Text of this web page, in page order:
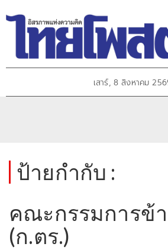
เสาร์, 8 สิงหาคม
ป้ายกำกับ :
คณะกรรมการข้
(ก.ตร.)